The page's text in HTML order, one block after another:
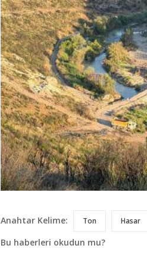
Anahtar Kelime: Ton Hasar
Bu haberleri okudun mu?